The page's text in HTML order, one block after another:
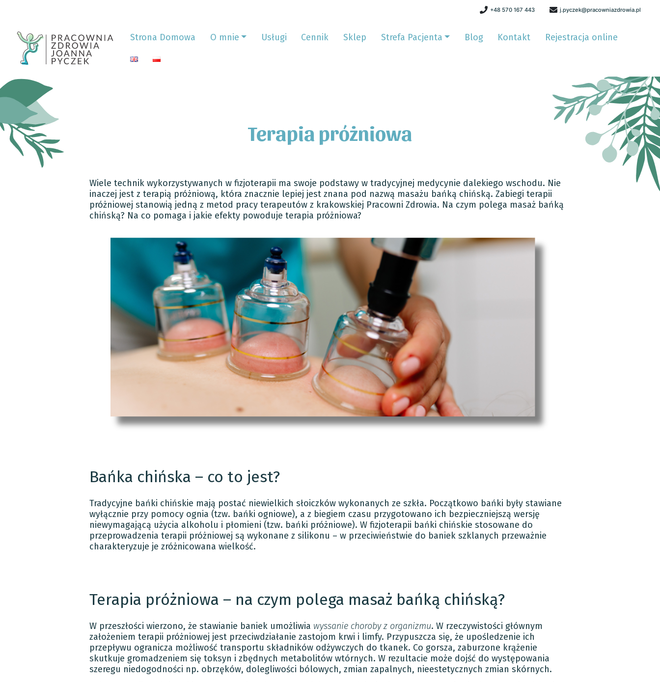
+48 570 167 443 j.pyczek@pracowniazdrowia.pl
Strona Domowa O mnie Usługi Cennik Sklep Strefa Pacjenta Blog Kontakt Rejestracja online
Terapia próżniowa
Wiele technik wykorzystywanych w fizjoterapii ma swoje podstawy w tradycyjnej medycynie dalekiego wschodu. Nie
inaczej jest z terapią próżniową, która znacznie lepiej jest znana pod nazwą masażu bańką chińską. Zabiegi terapii
próżniowej stanowią jedną z metod pracy terapeutów z krakowskiej Pracowni Zdrowia. Na czym polega masaż bańką
chińską? Na co pomaga i jakie efekty powoduje terapia próżniowa?
Bańka chińska – co to jest?
Tradycyjne bańki chińskie mają postać niewielkich słoiczków wykonanych ze szkła. Początkowo bańki były stawiane
wyłącznie przy pomocy ognia (tzw. bańki ogniowe), a z biegiem czasu przygotowano ich bezpieczniejszą wersję
niewymagającą użycia alkoholu i płomieni (tzw. bańki próżniowe). W fizjoterapii bańki chińskie stosowane do
przeprowadzenia terapii próżniowej są wykonane z silikonu – w przeciwieństwie do baniek szklanych przeważnie
charakteryzuje je zróżnicowana wielkość.
Terapia próżniowa – na czym polega masaż bańką chińską?
W przeszłości wierzono, że stawianie baniek umożliwia wyssanie choroby z organizmu. W rzeczywistości głównym
założeniem terapii próżniowej jest przeciwdziałanie zastojom krwi i limfy. Przypuszcza się, że upośledzenie ich
przepływu ogranicza możliwość transportu składników odżywczych do tkanek. Co gorsza, zaburzone krążenie
skutkuje gromadzeniem się toksyn i zbędnych metabolitów wtórnych. W rezultacie może dojść do występowania
szeregu niedogodności np. obrzęków, dolegliwości bólowych, zmian zapalnych, nieestetycznych zmian skórnych.